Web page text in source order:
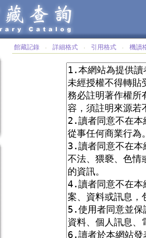
館藏記錄 ‧ 詳細格式 ‧ 引用格式 ‧ 機讀